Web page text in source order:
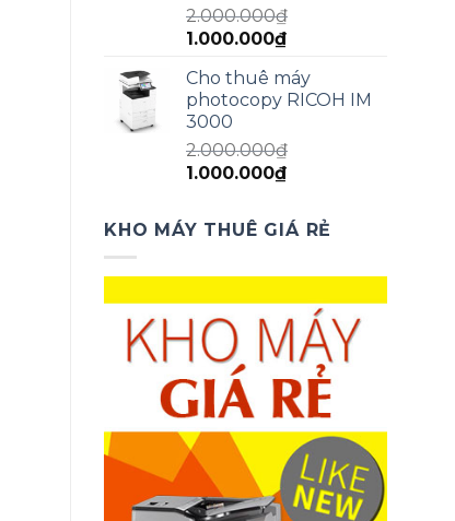
2.000.000₫
Giá
là:
2.000.000₫.
1.000.000₫Giá
tại
là:
Cho thuê máy
photocopy RICOH IM
3000
2.000.000₫
Giá
là:
2.000.000₫.
1.000.000₫Giá
tại
là:
KHO MÁY THUÊ GIÁ RẺ